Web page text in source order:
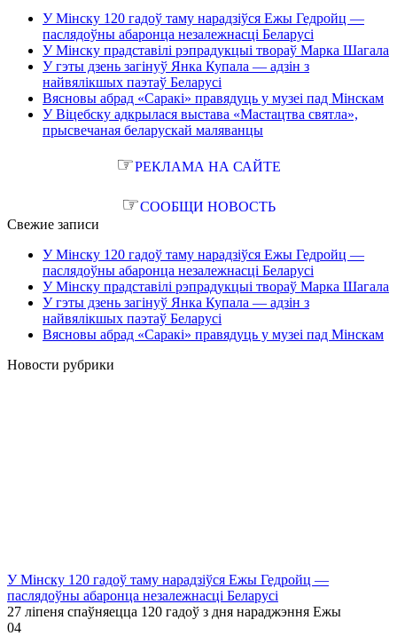
У Мінску 120 гадоў таму нарадзіўся Ежы Гедройц —
паслядоўны абаронца незалежнасці Беларусі
У Мінску прадставілі рэпрадукцыі твораў Марка Шагала
У гэты дзень загінуў Янка Купала — адзін з
найвялікшых паэтаў Беларусі
Вясновы абрад «Саракі» правядуць у музеі пад Мінскам
У Віцебску адкрылася выстава «Мастацтва святла»,
прысвечаная беларускай маляванцы
☞РЕКЛАМА НА САЙТЕ
☞СООБЩИ НОВОСТЬ
Свежие записи
У Мінску 120 гадоў таму нарадзіўся Ежы Гедройц —
паслядоўны абаронца незалежнасці Беларусі
У Мінску прадставілі рэпрадукцыі твораў Марка Шагала
У гэты дзень загінуў Янка Купала — адзін з
найвялікшых паэтаў Беларусі
Вясновы абрад «Саракі» правядуць у музеі пад Мінскам
Новости рубрики
У Мінску 120 гадоў таму нарадзіўся Ежы Гедройц —
паслядоўны абаронца незалежнасці Беларусі
27 ліпеня спаўняецца 120 гадоў з дня нараджэння Ежы
04